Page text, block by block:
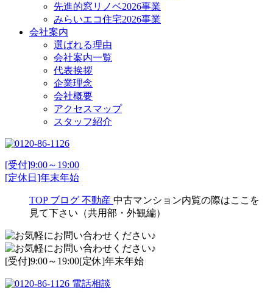
先進的窓リノベ2026事業
みらいエコ住宅2026事業
会社案内
選ばれる理由
会社案内一覧
代表挨拶
企業理念
会社概要
アクセスマップ
スタッフ紹介
[受付]9:00～19:00
[定休日]年末年始
TOP ブログ 不動産 中古マンション内覧の際はここを
見て下さい（共用部・外観編）
[受付]9:00～19:00[定休]年末年始
電話相談